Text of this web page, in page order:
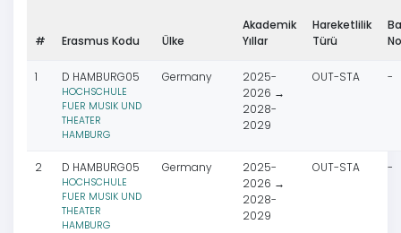
# Erasmus Kodu Ülke
Akademik
Yıllar
Hareketlilik
Türü
1 D HAMBURG05
HOCHSCHULE
FUER MUSIK UND
THEATER
HAMBURG
Germany
2025-
2026 →
2028-
2029
OUT-STA -
2 D HAMBURG05
HOCHSCHULE
FUER MUSIK UND
THEATER
HAMBURG
Germany
2025-
2026 →
2028-
2029
OUT-STA -